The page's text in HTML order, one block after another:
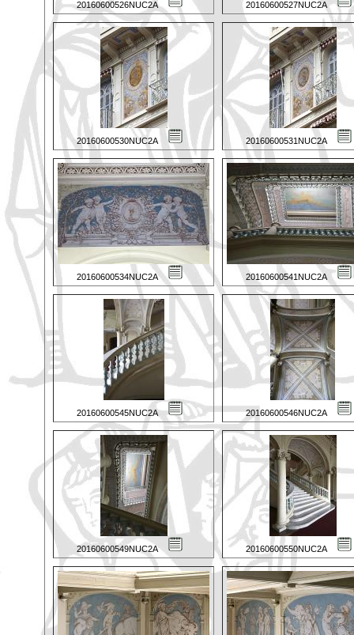
20160600526NUC2A 20160600527NUC2A
20160600530NUC2A 20160600531NUC2A
20160600534NUC2A 20160600541NUC2A
20160600545NUC2A 20160600546NUC2A
20160600549NUC2A 20160600550NUC2A